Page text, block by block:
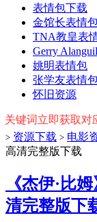
表情包下载
金馆长表情
TNA教皇表
Gerry
姚明表情包
张学友表情
怀旧资源
立即获取对应表
> 资源下载 > 电影
高清完整版下载
《杰伊·比
清完整版下